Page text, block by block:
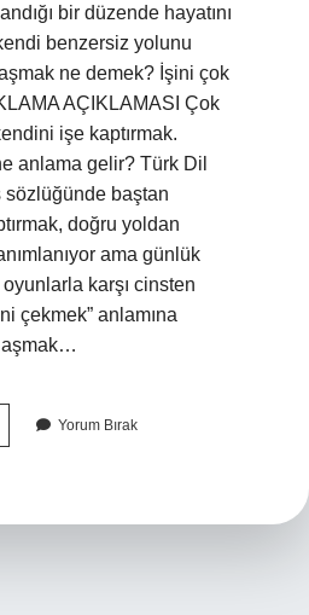
bir düzende hayatını
benzersiz yolunu
ne demek? İşini çok
AÇIKLAMASI Çok
işe kaptırmak.
anlama gelir? Türk Dil
sözlüğünde baştan
doğru yoldan
ama günlük
karşı cinsten
çekmek” anlamına
aşmak…
Yorum Bırak